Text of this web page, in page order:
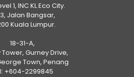
1, INC KL Eco City.
Jalan Bangsar,
Kuala Lumpur.
18-31-A,
Gurney Drive,
Town, Penang
+604-2299845